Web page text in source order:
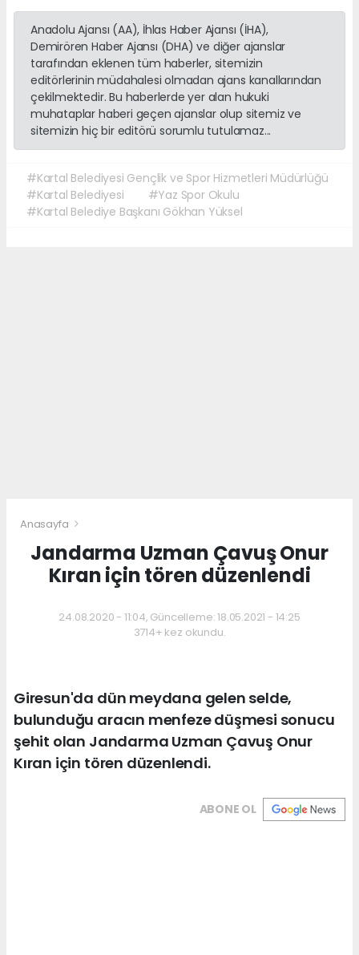
Anadolu Ajansı (AA), İhlas Haber Ajansı (İHA),
Demirören Haber Ajansı (DHA) ve diğer ajanslar
tarafından eklenen tüm haberler, sitemizin
editörlerinin müdahalesi olmadan ajans kanallarından
çekilmektedir. Bu haberlerde yer alan hukuki
muhataplar haberi geçen ajanslar olup sitemiz ve
sitemizin hiç bir editörü sorumlu tutulamaz...
#Kartal Belediyesi Gençlik ve Spor Hizmetleri Müdürlüğü
#Kartal Belediyesi
#Yaz Spor Okulu
#Kartal Belediye Başkanı Gökhan Yüksel
Anasayfa
Jandarma Uzman Çavuş Onur
Kıran için tören düzenlendi
24.08.2020 - 11:04, Güncelleme: 18.05.2021 - 14:25
3714+ kez okundu.
Giresun'da dün meydana gelen selde,
bulunduğu aracın menfeze düşmesi sonucu
şehit olan Jandarma Uzman Çavuş Onur
Kıran için tören düzenlendi.
ABONE OL